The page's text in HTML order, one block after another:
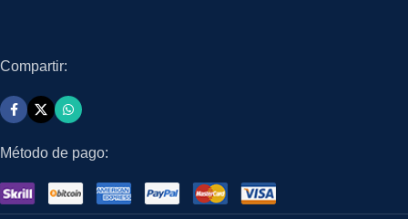
Compartir:
Método de pago: